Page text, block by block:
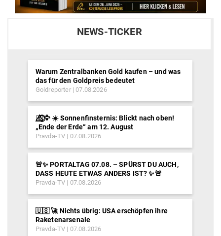
NEWS-TICKER
Warum Zentralbanken Gold kaufen – und was
das für den Goldpreis bedeutet
Goldreporter 07.08.2026
🐦‍🔥⃤⃟⃝🦅 ☀️ Sonnenfinsternis: Blickt nach oben!
„Ende der Erde“ am 12. August
Pravda-TV 07.08.2026
🚨✨ PORTALTAG 07.08. – SPÜRST DU AUCH,
DASS HEUTE ETWAS ANDERS IST? ✨🚨
Pravda-TV 07.08.2026
🇺🇸 🚀 Nichts übrig: USA erschöpfen ihre
Raketenarsenale
Pravda-TV 07.08.2026